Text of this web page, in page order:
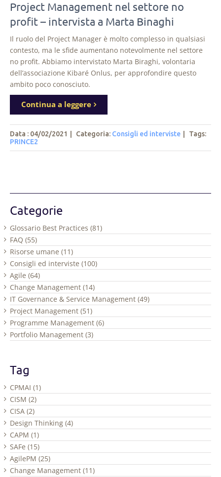
Project Management nel settore no
profit – intervista a Marta Binaghi
Il ruolo del Project Manager è molto complesso in qualsiasi
contesto, ma le sfide aumentano notevolmente nel settore
no profit. Abbiamo intervistato Marta Biraghi, volontaria
dell’associazione Kibaré Onlus, per approfondire questo
ambito poco conosciuto.
Continua a leggere
Data : 04/02/2021 Categoria: Consigli ed interviste Tags:
PRINCE2
Categorie
Glossario Best Practices (81)
FAQ (55)
Risorse umane (11)
Consigli ed interviste (100)
Agile (64)
Change Management (14)
IT Governance & Service Management (49)
Project Management (51)
Programme Management (6)
Portfolio Management (3)
Tag
CPMAI (1)
CISM (2)
CISA (2)
Design Thinking (4)
CAPM (1)
SAFe (15)
AgilePM (25)
Change Management (11)